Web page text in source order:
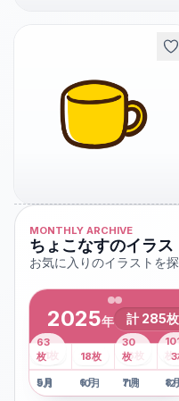
MONTHLY ARCHIVE
ちょこなすのイラ
お気に入りのイラストを
2025年 計 285枚
1月
2枚 2月 3月 48
5月
41 枚
6月
13枚
7月
6枚
8
枚
9月
63
枚
10月
18枚
11月
30
枚
12
3